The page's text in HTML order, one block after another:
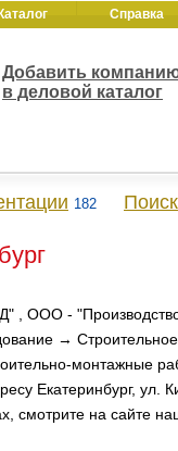
Каталог Справка
Добавить
в деловой каталог
182 Поиск
, ООО -
→ Строительное
монтажные
Екатеринбург, ул.
смотрите на сайте